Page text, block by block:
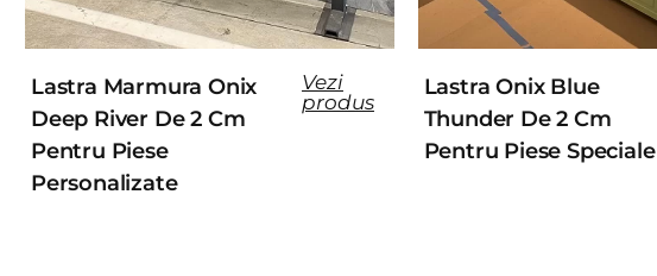
Lastra Marmura Onix
Deep River De 2 Cm
Pentru Piese
Personalizate
Vezi
produs
Lastra Onix Blue
Thunder De 2 Cm
Pentru Piese Speciale